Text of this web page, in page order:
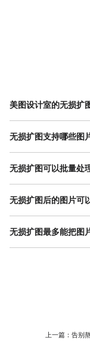
美图设计室的无损扩
不会的，美图设计室
节，保持画面高清无
无损扩图支持哪些图
支持1:1、3:4、16:9
PNG、HEIC等主流格
无损扩图可以批量处
可以的，美图设计室
20张，统一参数一键
无损扩图后的图片可
可以，扩展后的图片
台版权素材，可放心
无损扩图最多能把图
支持分阶段扩展，单
上一篇： 告别